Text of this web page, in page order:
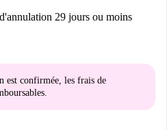
29 jours ou moins
est confirmée, les frais de